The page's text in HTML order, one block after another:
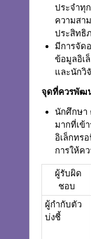
ประจำทุ
ความสา
ประสิทธิ
มีการจัด
ข้อมูลอิเ
และนักวิ
จุดที่ควรพัฒ
นักศึกษา
มากที่เข้
อิเล็กท
การให้ค
ผู้รับผิด
ชอบ
ผู้กำกับตัว
บ่งชี้